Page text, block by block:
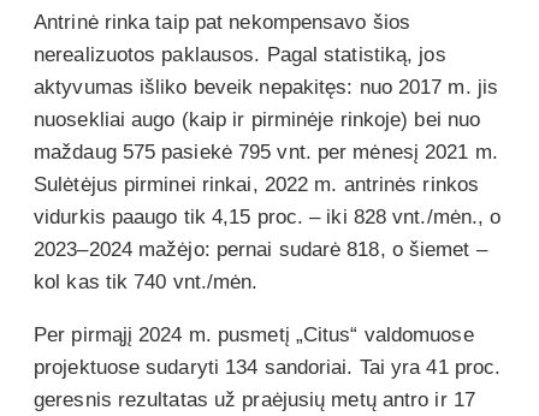
Antrinė rinka taip pat nekompensavo šios
nerealizuotos paklausos. Pagal statistiką, jos
aktyvumas išliko beveik nepakitęs: nuo 2017 m. jis
nuosekliai augo (kaip ir pirminėje rinkoje) bei nuo
maždaug 575 pasiekė 795 vnt. per mėnesį 2021 m.
Sulėtėjus pirminei rinkai, 2022 m. antrinės rinkos
vidurkis paaugo tik 4,15 proc. – iki 828 vnt./mėn., o
2023–2024 mažėjo: pernai sudarė 818, o šiemet –
kol kas tik 740 vnt./mėn.
Per pirmąjį 2024 m. pusmetį „Citus“ valdomuose
projektuose sudaryti 134 sandoriai. Tai yra 41 proc.
geresnis rezultatas už praėjusių metų antro ir 17